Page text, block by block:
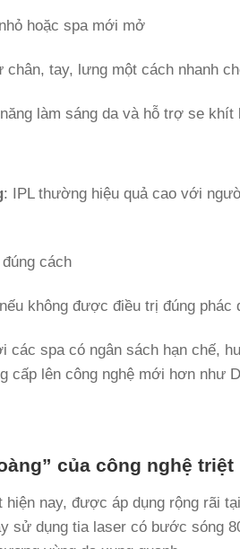
hoặc spa mới mở
tay, lưng một cách nhanh
làm sáng da và hỗ trợ se khít
: IPL thường hiệu quả cao với
cách
nếu không được điều trị đúng phác
các spa có ngân sách hạn chế,
cấp lên công nghệ mới hơn như
của công nghệ
hiện nay, được áp dụng rộng rãi
sử dụng tia laser có bước sóng